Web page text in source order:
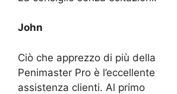
John
Ciò che apprezzo di più della
Penimaster Pro è l’eccellente
assistenza clienti. Al primo